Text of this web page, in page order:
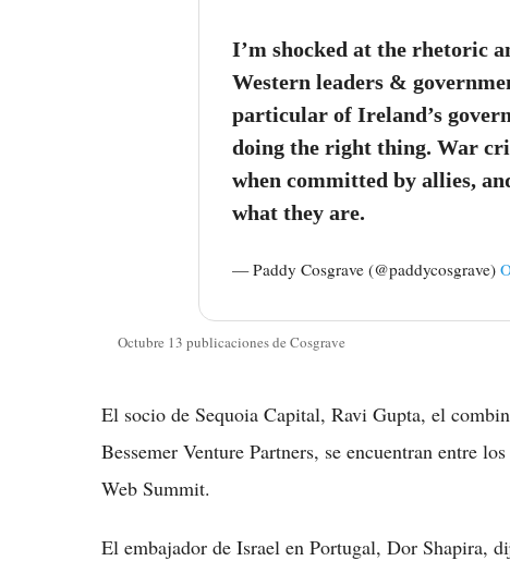
I’m shocked at the rhetoric
Western leaders &
particular of Ireland’s
doing the right thing. War
when committed by allies,
what they are.
— Paddy Cosgrave (@paddycosgrave)
Octubre 13 publicaciones de Cosgrave
El socio de Sequoia Capital, Ravi Gupta, el
Bessemer Venture Partners, se encuentran entre
Web Summit.
El embajador de Israel en Portugal, Dor Shapira,